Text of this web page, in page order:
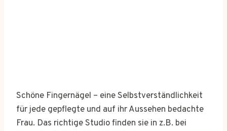
Schöne Fingernägel – eine Selbstverständlichkeit
für jede gepflegte und auf ihr Aussehen bedachte
Frau. Das richtige Studio finden sie in z.B. bei